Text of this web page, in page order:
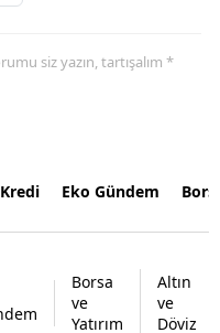
siz yazın, tartışalım *
Kredi Eko Gündem
Borsa
ve
Yatırım
Altın
ve
Döviz